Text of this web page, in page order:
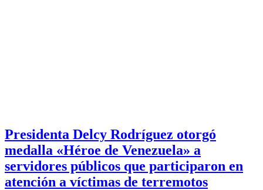
Presidenta Delcy Rodríguez otorgó
medalla «Héroe de Venezuela» a
servidores públicos que participaron en
atención a víctimas de terremotos